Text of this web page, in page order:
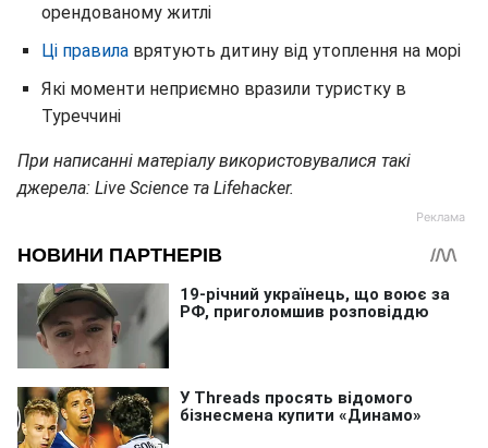
орендованому житлі
Ці правила врятують дитину від утоплення на морі
Які моменти неприємно вразили туристку в
Туреччині
При написанні матеріалу використовувалися такі
джерела: Live Science та Lifehacker.